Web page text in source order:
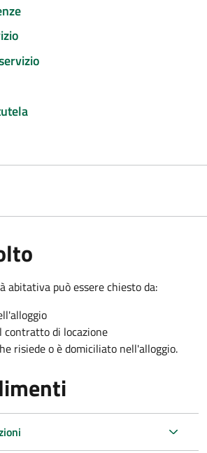
abitativa può essere chiesto da:
contratto di locazione
risiede o è domiciliato nell'alloggio.